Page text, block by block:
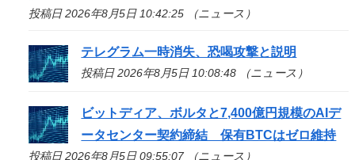
投稿日 2026年8月5日 10:42:25 （ニュース）
テレグラム一時消失、恐喝攻撃と説明
投稿日 2026年8月5日 10:08:48 （ニュース）
ビットディア、ボルタと7,400億円規模のAIデ
ータセンター契約締結 保有BTCはゼロ維持
投稿日 2026年8月5日 09:55:07 （ニュース）